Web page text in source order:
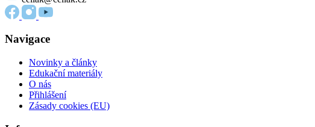
Navigace
Novinky a články
Edukační materiály
O nás
Přihlášení
Zásady cookies (EU)